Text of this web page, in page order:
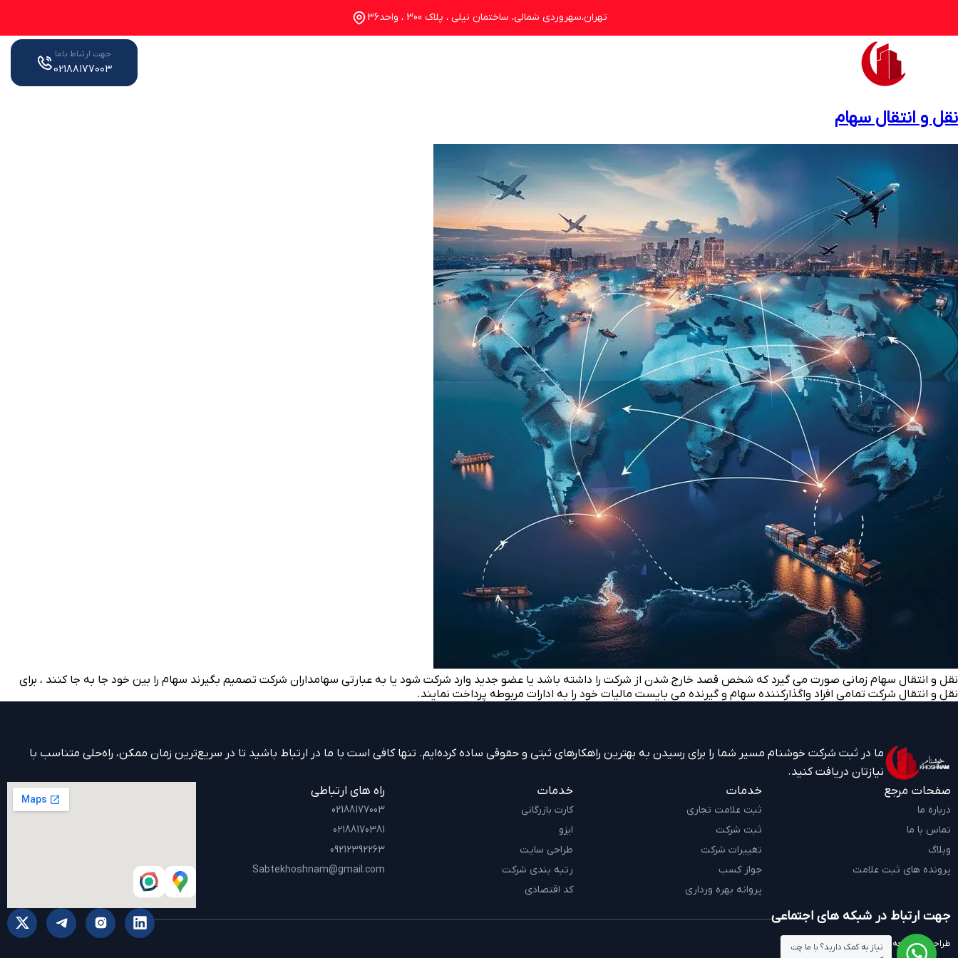
تهران،سهروردی شمالی، ساختمان نیلی ، پلاک 300 ، واحد36
جهت ارتباط باما
021۸۸۱۷۷۰۰۳
نقل و انتقال سهام
نقل و انتقال سهام زمانی صورت می گیرد که شخص قصد خارج شدن از شرکت را داشته باشد یا عضو جدید وارد شرکت شود یا به عبارتی سهامداران شرکت تصمیم بگیرند سهام را بین خود جا به جا کنند ، برای
نقل و انتقال شرکت تمامی افراد واگذارکننده سهام و گیرنده می بایست مالیات خود را به ادارات مربوطه پرداخت نمایند.
ما در ثبت شرکت خوشنام مسیر شما را برای رسیدن به بهترین راهکارهای ثبتی و حقوقی ساده کرده‌ایم. تنها کافی است با ما در ارتباط باشید تا در سریع‌ترین زمان ممکن، راه‌حلی متناسب با
نیازتان دریافت کنید.
صفحات مرجع
درباره ما
تماس با ما
وبلاگ
پرونده های ثبت علامت
خدمات
ثبت علامت تجاری
ثبت شرکت
تغییرات شرکت
جواز کسب
پروانه بهره ورداری
خدمات
کارت بازرگانی
ایزو
طراحی سایت
رتبه بندی شرکت
کد اقتصادی
راه های ارتباطی
02188177003
02188170381
09212392263
Sabtekhoshnam@gmail.com
جهت ارتباط در شبکه های اجتماعی
طراحی و توسعه توسطنیاز به کمک دارید؟ با ما چت